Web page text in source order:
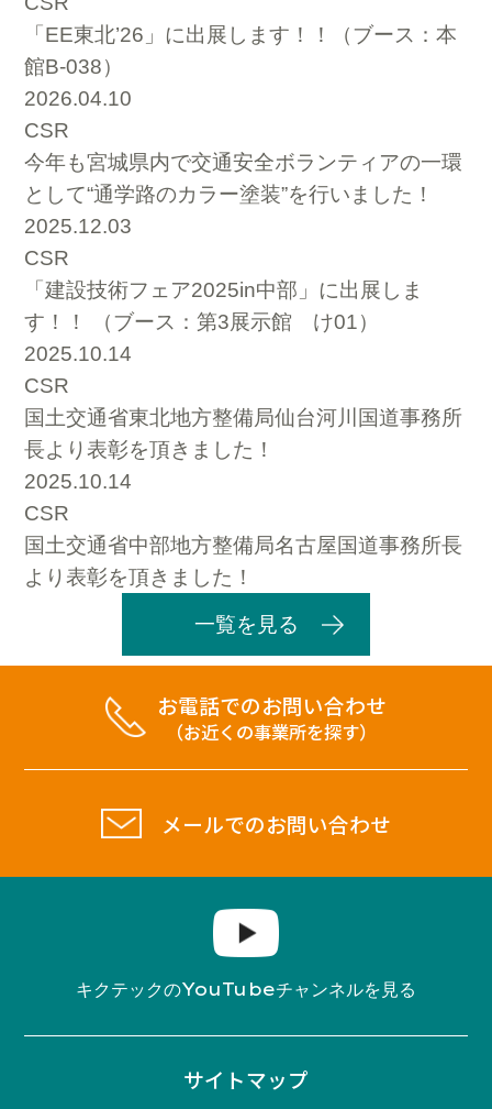
「EE東北’26」に出展します！！（ブース：本
館B-038）
2026.04.10
CSR
今年も宮城県内で交通安全ボランティアの一環
として“通学路のカラー塗装”を行いました！
2025.12.03
CSR
「建設技術フェア2025in中部」に出展しま
す！！ （ブース：第3展示館 け01）
2025.10.14
CSR
国土交通省東北地方整備局仙台河川国道事務所
長より表彰を頂きました！
2025.10.14
CSR
国土交通省中部地方整備局名古屋国道事務所長
より表彰を頂きました！
一覧を見る
お電話でのお問い合わせ
（お近くの事業所を探す）
メールでのお問い合わせ
キクテックのYouTubeチャンネルを見る
サイトマップ